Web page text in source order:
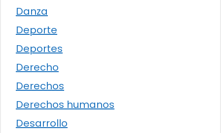
Danza
Deporte
Deportes
Derecho
Derechos
Derechos humanos
Desarrollo